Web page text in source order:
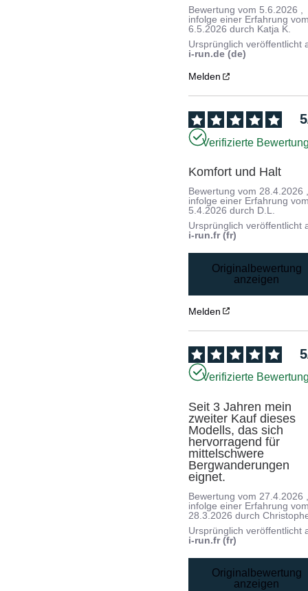
Bewertung vom 5.6.2026
infolge einer Erfahrung
6.5.2026 durch Katja K.
Ursprünglich veröffentlicht
i-run.de (de)
Melden
5
Verifizierte
Komfort und Halt
Bewertung vom28.4.2026
infolge einer Erfahrung
5.4.2026 durch D.L.
Ursprünglich veröffentlicht
i-run.fr (fr)
Originalbewertung
anzeigen
Melden
5
Verifizierte
Seit 3 Jahren mein
zweiter Kauf dieses
Modells, das sich
hervorragend für
mittelschwere
Bergwanderungen
eignet.
Bewertung vom 27.4.2026
infolge einer Erfahrung
28.3.2026 durch
Ursprünglich veröffentlicht
i-run.fr (fr)
Originalbewertung
anzeigen